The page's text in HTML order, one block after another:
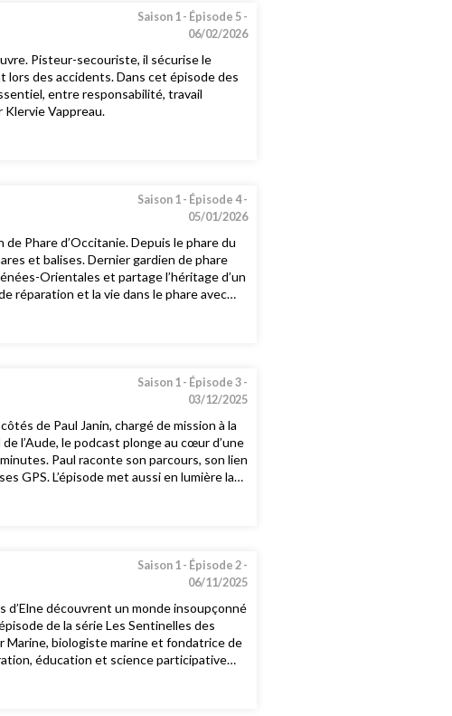
Saison 1 - Épisode 5 -
06/02/2026
Pisteur-secouriste, il sécurise le
lors des accidents. Dans cet épisode des
entre responsabilité, travail
Klervie Vappreau.
Saison 1 - Épisode 4 -
05/01/2026
Phare d’Occitanie. Depuis le phare du
et balises. Dernier gardien de phare
Orientales et partage l’héritage d’un
réparation et la vie dans le phare avec
Saison 1 - Épisode 3 -
03/12/2025
de Paul Janin, chargé de mission à la
l’Aude, le podcast plonge au cœur d’une
Paul raconte son parcours, son lien
GPS. L’épisode met aussi en lumière la
Saison 1 - Épisode 2 -
06/11/2025
d’Elne découvrent un monde insoupçonné
de la série Les Sentinelles des
Marine, biologiste marine et fondatrice de
éducation et science participative